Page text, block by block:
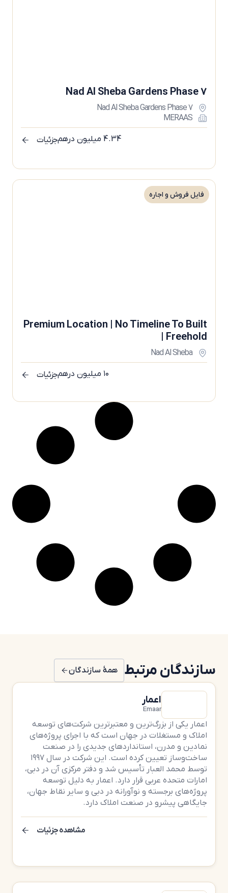
Nad Al Sheba Gardens Phase 7
Nad Al Sheba Gardens Phase 7
MERAAS
جزئیات 4.34 میلیون درهم
فایل فروش و اجاره
Premium Location | No Timeline To Built
| Freehold
Nad Al Sheba
جزئیات
سازندگان مرتبط همهٔ سازندگان
اعمار
Emaar
اعمار یکی از بزرگ‌ترین و معتبرترین شرکت‌های توسعه
املاک و مستغلات در جهان است که با اجرای پروژه‌های
نمادین و مدرن، استانداردهای جدیدی را در صنعت
ساخت‌وساز تعیین کرده است. این شرکت در سال ۱۹۹۷
توسط محمد العبار تأسیس شد و دفتر مرکزی آن در دبی،
امارات متحده عربی قرار دارد. اعمار به دلیل توسعه
پروژه‌های برجسته و نوآورانه در دبی و سایر نقاط جهان،
جایگاهی پیشرو در صنعت املاک دارد.
مشاهده جزئیات